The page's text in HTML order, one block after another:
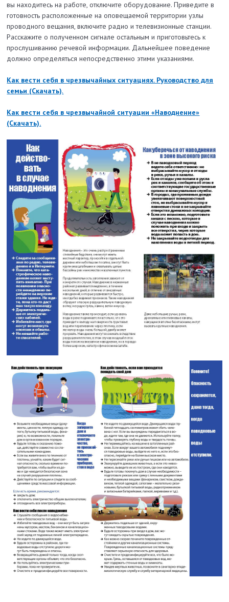
вы находитесь на работе, отключите оборудование. Приведите в
готовность расположенные на оповещаемой территории узлы
проводного вещания, включите радио и телевизионные станции.
Расскажите о полученном сигнале остальным и приготовьтесь к
прослушиванию речевой информации. Дальнейшее поведение
должно определяться непосредственно этими указаниями.
Как вести себя в чрезвычайных ситуациях. Руководство для
семьи (Скачать).
Как вести себя в чрезвычайной ситуации «Наводнение»
(Скачать).